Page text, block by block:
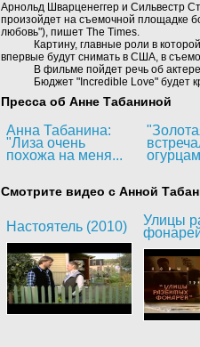
Арнольд Шварценеггер и Сильвестр
произойдет на съемочной площадке
любовь"), пишет The Times.
Картину, главные роли в
впервые будут снимать в США, в
В фильме пойдет речь об
Бюджет "Incredible Love" будет
Пресса об Анне Табаниной
Анна Табанина:
"Лиза очень
похожа на меня...
Смотрите видео с Анной
Настоятель (2010)
Улицы